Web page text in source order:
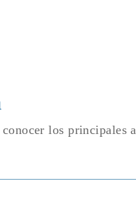
conocer los principales